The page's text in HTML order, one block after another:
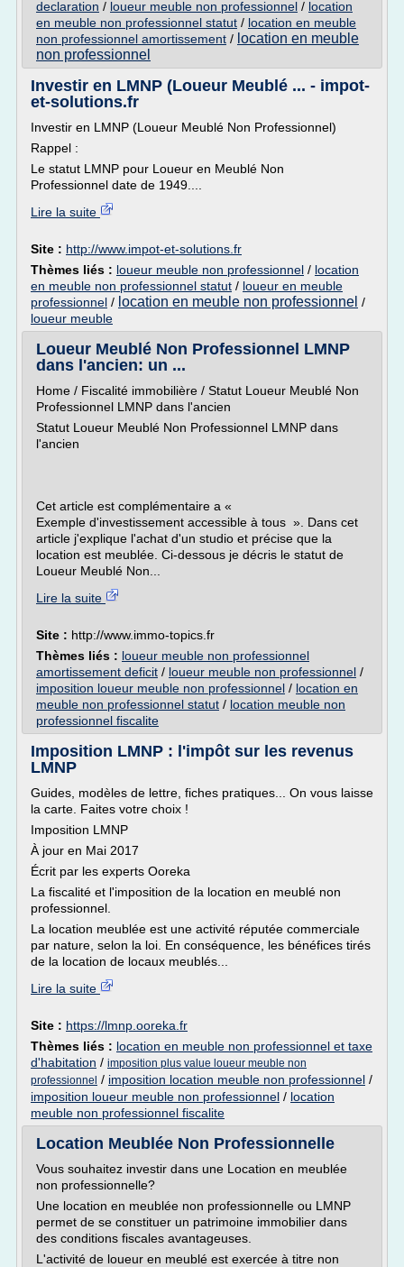
declaration / loueur meuble non professionnel / location
en meuble non professionnel statut / location en meuble
non professionnel amortissement / location en meuble
non professionnel
Investir en LMNP (Loueur Meublé ... - impot-
et-solutions.fr
Investir en LMNP (Loueur Meublé Non Professionnel)
Rappel :
Le statut LMNP pour Loueur en Meublé Non
Professionnel date de 1949....
Lire la suite
Site : http://www.impot-et-solutions.fr
Thèmes liés : loueur meuble non professionnel / location
en meuble non professionnel statut / loueur en meuble
professionnel / location en meuble non professionnel /
loueur meuble
Loueur Meublé Non Professionnel LMNP
dans l'ancien: un ...
Home / Fiscalité immobilière / Statut Loueur Meublé Non
Professionnel LMNP dans l'ancien
Statut Loueur Meublé Non Professionnel LMNP dans
l'ancien
Cet article est complémentaire a «
Exemple d'investissement accessible à tous ». Dans cet
article j'explique l'achat d'un studio et précise que la
location est meublée. Ci-dessous je décris le statut de
Loueur Meublé Non...
Lire la suite
Site : http://www.immo-topics.fr
Thèmes liés : loueur meuble non professionnel
amortissement deficit / loueur meuble non professionnel /
imposition loueur meuble non professionnel / location en
meuble non professionnel statut / location meuble non
professionnel fiscalite
Imposition LMNP : l'impôt sur les revenus
LMNP
Guides, modèles de lettre, fiches pratiques... On vous laisse
la carte. Faites votre choix !
Imposition LMNP
À jour en Mai 2017
Écrit par les experts Ooreka
La fiscalité et l'imposition de la location en meublé non
professionnel.
La location meublée est une activité réputée commerciale
par nature, selon la loi. En conséquence, les bénéfices tirés
de la location de locaux meublés...
Lire la suite
Site : https://lmnp.ooreka.fr
Thèmes liés : location en meuble non professionnel et taxe
d'habitation / imposition plus value loueur meuble non
professionnel / imposition location meuble non professionnel /
imposition loueur meuble non professionnel / location
meuble non professionnel fiscalite
Location Meublée Non Professionnelle
Vous souhaitez investir dans une Location en meublée
non professionnelle?
Une location en meublée non professionnelle ou LMNP
permet de se constituer un patrimoine immobilier dans
des conditions fiscales avantageuses.
L'activité de loueur en meublé est exercée à titre non